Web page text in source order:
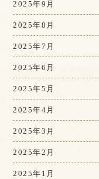
2025年9月
2025年8月
2025年7月
2025年6月
2025年5月
2025年4月
2025年3月
2025年2月
2025年1月